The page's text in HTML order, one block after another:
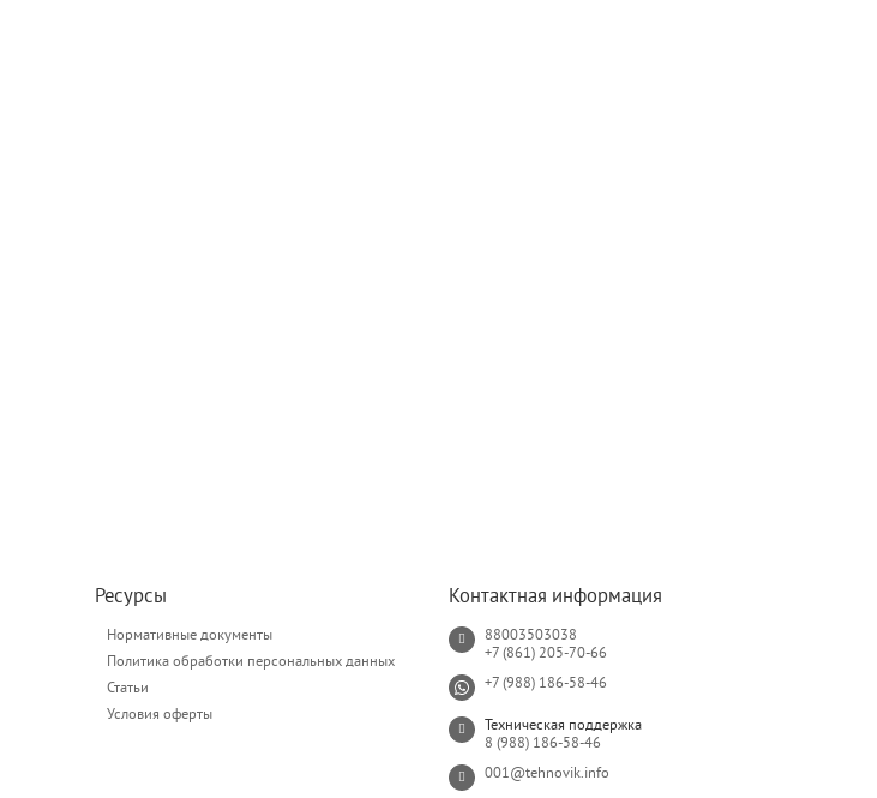
Ресурсы
Нормативные документы
Политика обработки персональных данных
Статьи
Условия оферты
Контактная информация
88003503038
+7 (861) 205-70-66
+7 (988) 186-58-46
Техническая поддержка
8 (988) 186-58-46
001@tehnovik.info